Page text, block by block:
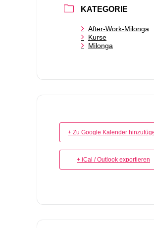
KATEGORIE
After-Work-Milonga
Kurse
Milonga
+ Zu Google Kalender
+ iCal / Outlook exportieren